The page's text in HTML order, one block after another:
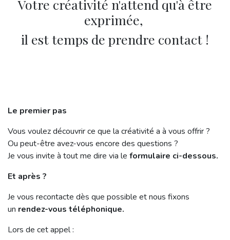
Votre créativité n'attend qu'à être
exprimée,
il est temps de prendre contact !
Le premier pas
Vous voulez découvrir ce que la créativité a à vous offrir ?
Ou peut-être avez-vous encore des questions ?
Je vous invite à tout me dire via le formulaire ci-dessous.
Et après ?
Je vous recontacte dès que possible et nous fixons
un rendez-vous téléphonique.
Lors de cet appel :